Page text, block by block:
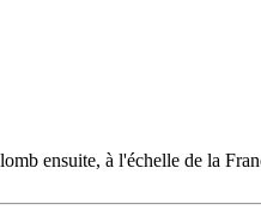
ensuite, à l'échelle de la